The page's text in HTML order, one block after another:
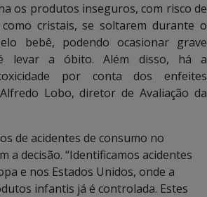
os produtos inseguros, com risco de
como cristais, se soltarem durante o
bebê, podendo ocasionar grave
levar a óbito. Além disso, há a
por conta dos enfeites
Lobo, diretor de Avaliação da
de acidentes de consumo no
a decisão. “Identificamos acidentes
e nos Estados Unidos, onde a
infantis já é controlada. Estes